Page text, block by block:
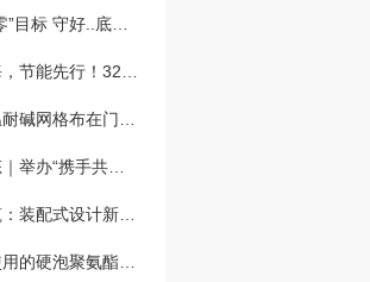
树牢“双零”目标 守好..底线，做好外墙保温工程
绿色上海，节能先行！3200万平方米建筑穿上“保温外衣”，外墙保温材料助力城市绿色发展
外墙保温耐碱网格布在门窗口翻包做法？？
永安动态｜举办“携手共进、关怀员工”主题活动
永安建筑：装配式设计新突破，硬泡聚氨酯复合陶瓷薄板一体板方案，成本降低，施工效率高
外墙面使用的硬泡聚氨酯复合陶瓷薄板一体板有何魅力？